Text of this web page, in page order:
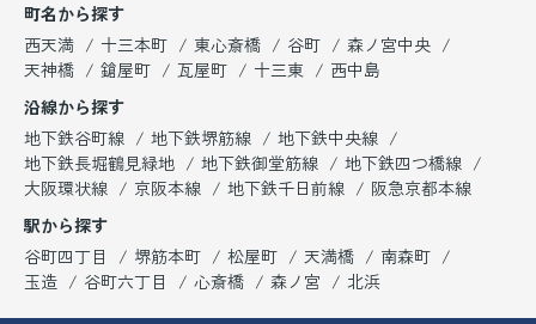
町名から探す
西天満
十三本町 東心斎橋 谷町
森ノ宮中央
天神橋
鎗屋町 瓦屋町 十三東
西中島
沿線から探す
地下鉄谷町線
地下鉄堺筋線
地下鉄中央線
地下鉄長堀鶴見緑地
地下鉄御堂筋線
地下鉄四つ橋線
大阪環状線
京阪本線 地下鉄千日前線
阪急京都本線
駅から探す
谷町四丁目
堺筋本町 松屋町 天満橋
南森町
玉造
谷町六丁目 心斎橋 森ノ宮 北浜